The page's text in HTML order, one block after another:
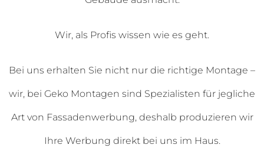
Wir, als Profis wissen wie es geht.
Bei uns erhalten Sie nicht nur die richtige Montage –
wir, bei Geko Montagen sind Spezialisten für jegliche
Art von Fassadenwerbung, deshalb produzieren wir
Ihre Werbung direkt bei uns im Haus.